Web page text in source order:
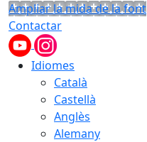
Ampliar la mida de la font
Contactar
Idiomes
Català
Castellà
Anglès
Alemany